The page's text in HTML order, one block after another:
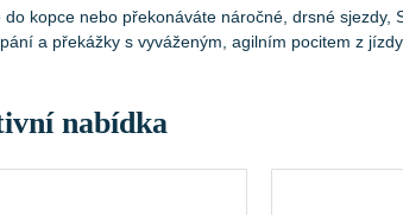
kopce nebo překonáváte náročné, drsné
a překážky s vyváženým, agilním pocitem z
nabídka